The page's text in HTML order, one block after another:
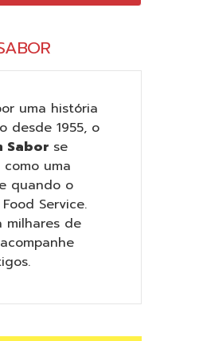
uma história
desde 1955, o
Sabor se
uma
quando o
Service.
milhares de